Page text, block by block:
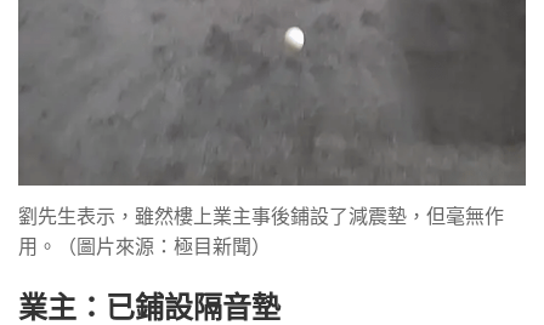
劉先生表示，雖然樓上業主事後鋪設了減震墊，但毫無作
用。（圖片來源：極目新聞）
業主：已鋪設隔音墊